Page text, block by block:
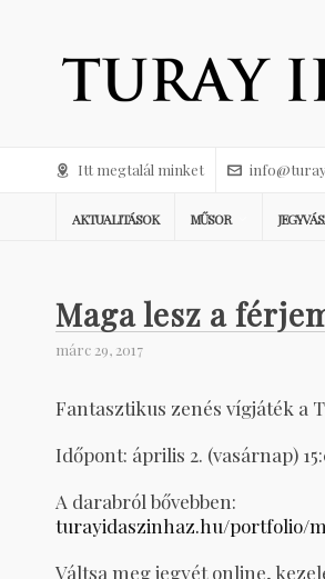
Itt megtalál minket
AKTUALITÁSOK MŰSOR
Maga lesz a
márc 29, 2017
Fantasztikus zenés vígjáték a
Időpont: április 2. (vasárnap)
A darabról bővebben:
turayidaszinhaz.hu/portfolio/
Váltsa meg jegyét online,